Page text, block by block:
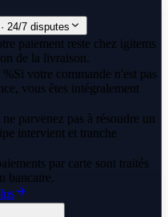
24/7 disputes
paiement reste chez igitems
de la livraison.
%Si votre commande n'est pas
vous êtes intégralement
parvenez pas à résoudre un
intervient et tranche
par carte sont traités
bancaire.